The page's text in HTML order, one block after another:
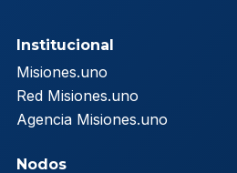
Institucional
Misiones.uno
Red Misiones.uno
Agencia Misiones.uno
Nodos